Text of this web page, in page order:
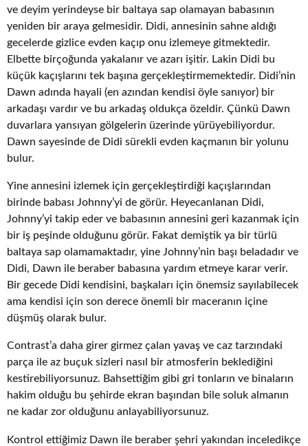
ve deyim yerindeyse bir baltaya sap olamayan babasının
yeniden bir araya gelmesidir. Didi, annesinin sahne aldığı
gecelerde gizlice evden kaçıp onu izlemeye gitmektedir.
Elbette birçoğunda yakalanır ve azarı işitir. Lakin Didi bu
küçük kaçışlarını tek başına gerçekleştirmemektedir. Didi’nin
Dawn adında hayali (en azından kendisi öyle sanıyor) bir
arkadaşı vardır ve bu arkadaş oldukça özeldir. Çünkü Dawn
duvarlara yansıyan gölgelerin üzerinde yürüyebiliyordur.
Dawn sayesinde de Didi sürekli evden kaçmanın bir yolunu
bulur.
Yine annesini izlemek için gerçekleştirdiği kaçışlarından
birinde babası Johnny’yi de görür. Heyecanlanan Didi,
Johnny’yi takip eder ve babasının annesini geri kazanmak için
bir iş peşinde olduğunu görür. Fakat demiştik ya bir türlü
baltaya sap olamamaktadır, yine Johnny’nin başı beladadır ve
Didi, Dawn ile beraber babasına yardım etmeye karar verir.
Bir gecede Didi kendisini, başkaları için önemsiz sayılabilecek
ama kendisi için son derece önemli bir maceranın içine
düşmüş olarak bulur.
Contrast’a daha girer girmez çalan yavaş ve caz tarzındaki
parça ile az buçuk sizleri nasıl bir atmosferin beklediğini
kestirebiliyorsunuz. Bahsettiğim gibi gri tonların ve binaların
hakim olduğu bu şehirde ekran başından bile soluk almanın
ne kadar zor olduğunu anlayabiliyorsunuz.
Kontrol ettiğimiz Dawn ile beraber şehri yakından inceledikçe